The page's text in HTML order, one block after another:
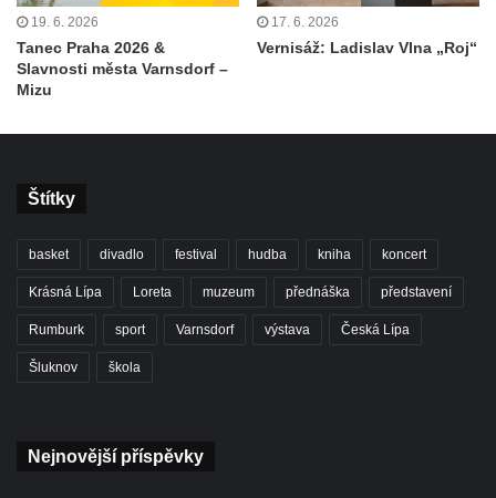
19. 6. 2026
Tanec Praha 2026 &
Slavnosti města Varnsdorf –
Mizu
17. 6. 2026
Vernisáž: Ladislav Vlna „Roj“
Štítky
basket divadlo festival hudba kniha koncert
Krásná Lípa Loreta muzeum přednáška představení
Rumburk sport Varnsdorf výstava Česká Lípa
Šluknov škola
Nejnovější příspěvky